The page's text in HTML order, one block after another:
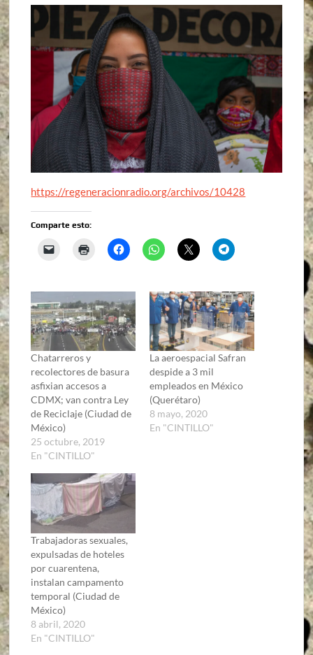
https://regeneracionradio.org/archivos/10428
Comparte esto:
Chatarreros y
recolectores de basura
asfixian accesos a
CDMX; van contra Ley
de Reciclaje (Ciudad de
México)
25 octubre, 2019
En "CINTILLO"
La aeroespacial Safran
despide a 3 mil
empleados en México
(Querétaro)
8 mayo, 2020
En "CINTILLO"
Trabajadoras sexuales,
expulsadas de hoteles
por cuarentena,
instalan campamento
temporal (Ciudad de
México)
8 abril, 2020
En "CINTILLO"